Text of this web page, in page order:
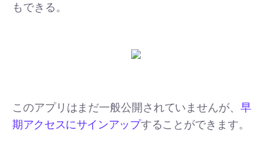
もできる。
このアプリはまだ一般公開されていませんが、 早
期アクセスにサインアップすることができます。